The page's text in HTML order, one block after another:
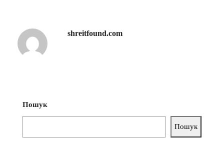
shreitfound.com
Пошук
Пошук